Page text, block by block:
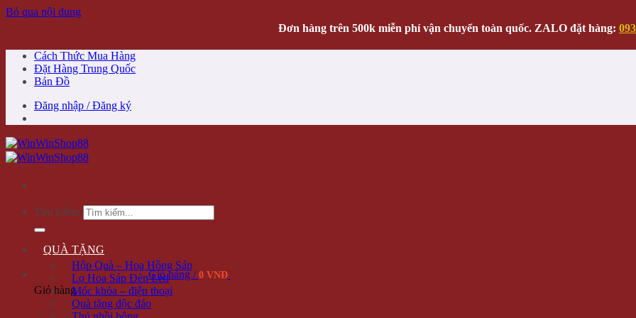
Bỏ qua nội dung
Đơn hàng trên 500k miễn phí vận chuyển toàn quốc. ZALO đặt hàng:
Cách Thức Mua Hàng
Đặt Hàng Trung Quốc
Bản Đồ
Đăng nhập / Đăng ký
Tìm kiếm:
Giỏ hàng / 0 VNĐ
Giỏ hàng
QUÀ TẶNG
Hộp Quà – Hoa Hồng Sáp
Lọ Hoa Sáp Đèn Led
Móc khóa – điện thoại
Quà tặng độc đáo